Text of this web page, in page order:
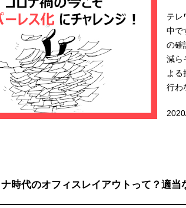
テレ
中で
の確
減ら
よる
行わ
時代のオフィスレイアウトって？適当